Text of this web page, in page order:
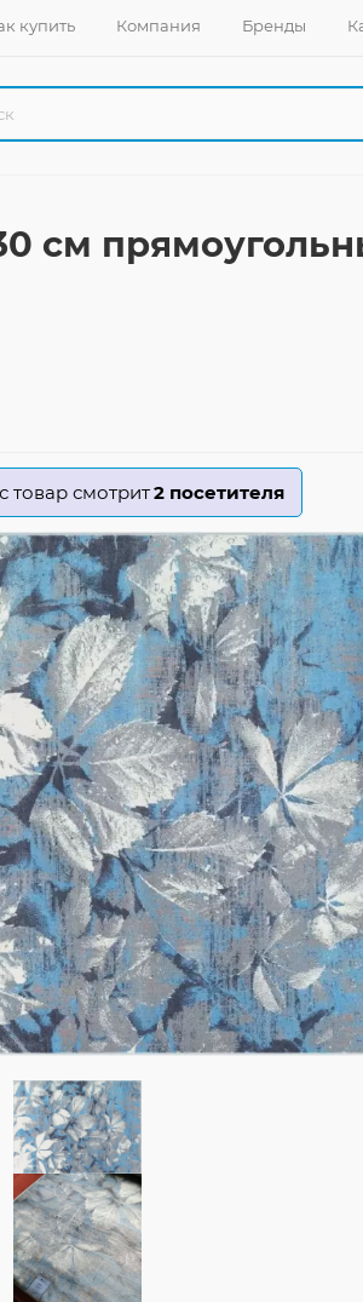
купить Компания Бренды
см
товар смотрит2 посетителя